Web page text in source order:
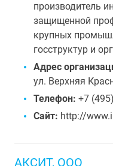
производитель
защищенной
крупных
госструктур и
Адрес
ул. Верхняя
Телефон: +7
Сайт: http://
АКСИТ, ООО